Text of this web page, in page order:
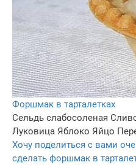
Форшмак в тарталетках
Сельдь слабосоленая
Луковица Яблоко Яйцо
Хочу поделиться с вами
сделать форшмак в